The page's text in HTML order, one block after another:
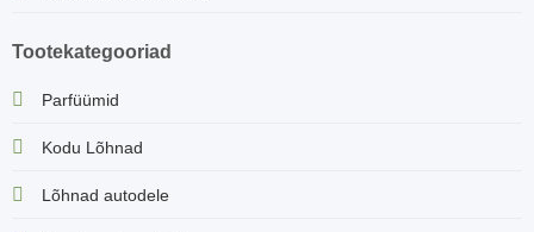
Tootekategooriad
Parfüümid
Kodu Lõhnad
Lõhnad autodele